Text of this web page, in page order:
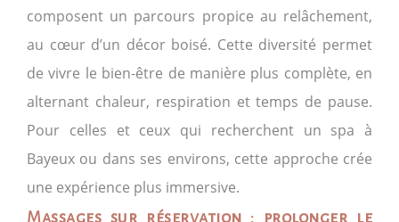
composent un parcours propice au relâchement,
au cœur d’un décor boisé. Cette diversité permet
de vivre le bien-être de manière plus complète, en
alternant chaleur, respiration et temps de pause.
Pour celles et ceux qui recherchent un spa à
Bayeux ou dans ses environs, cette approche crée
une expérience plus immersive.
Massages sur réservation : prolonger le